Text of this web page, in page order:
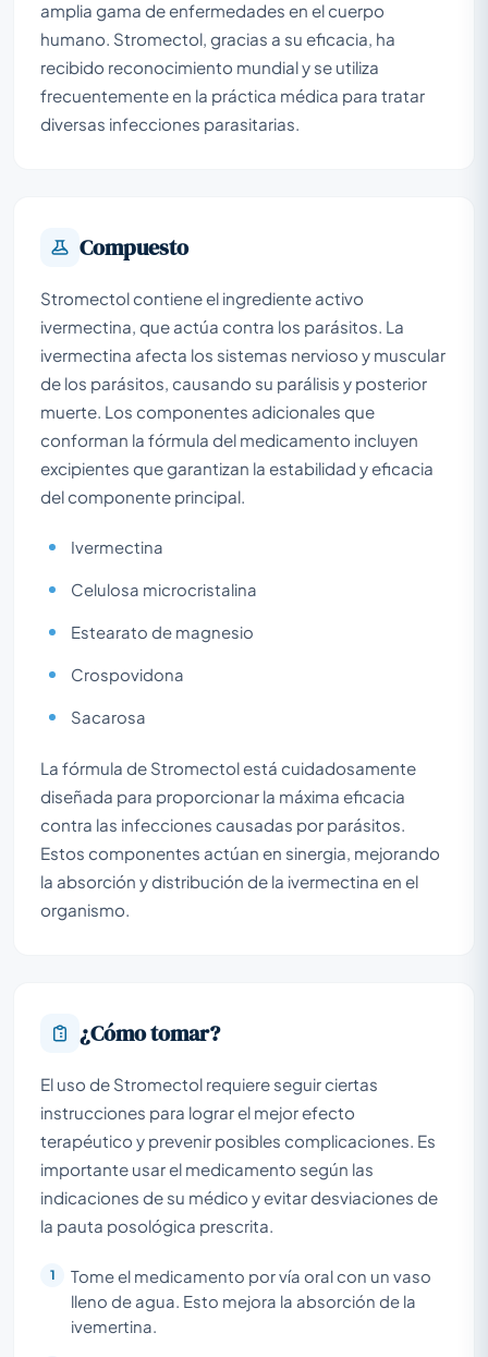
amplia gama de enfermedades en el cuerpo
humano. Stromectol, gracias a su eficacia, ha
recibido reconocimiento mundial y se utiliza
frecuentemente en la práctica médica para tratar
diversas infecciones parasitarias.
Compuesto
Stromectol contiene el ingrediente activo
ivermectina, que actúa contra los parásitos. La
ivermectina afecta los sistemas nervioso y muscular
de los parásitos, causando su parálisis y posterior
muerte. Los componentes adicionales que
conforman la fórmula del medicamento incluyen
excipientes que garantizan la estabilidad y eficacia
del componente principal.
Ivermectina
Celulosa microcristalina
Estearato de magnesio
Crospovidona
Sacarosa
La fórmula de Stromectol está cuidadosamente
diseñada para proporcionar la máxima eficacia
contra las infecciones causadas por parásitos.
Estos componentes actúan en sinergia, mejorando
la absorción y distribución de la ivermectina en el
organismo.
¿Cómo tomar?
El uso de Stromectol requiere seguir ciertas
instrucciones para lograr el mejor efecto
terapéutico y prevenir posibles complicaciones. Es
importante usar el medicamento según las
indicaciones de su médico y evitar desviaciones de
la pauta posológica prescrita.
Tome el medicamento por vía oral con un vaso
lleno de agua. Esto mejora la absorción de la
ivemertina.